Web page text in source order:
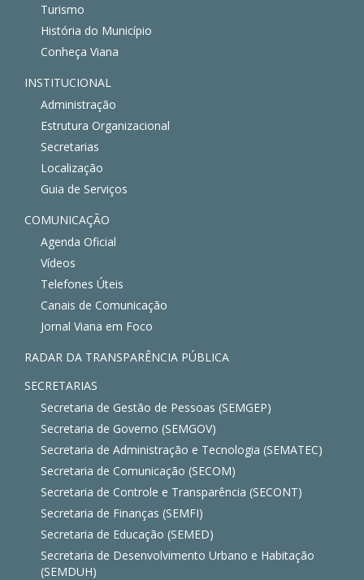
Turismo
História do Município
Conheça Viana
INSTITUCIONAL
Administração
Estrutura Organizacional
Secretarias
Localização
Guia de Serviços
COMUNICAÇÃO
Agenda Oficial
Vídeos
Telefones Úteis
Canais de Comunicação
Jornal Viana em Foco
RADAR DA TRANSPARÊNCIA PÚBLICA
SECRETARIAS
Secretaria de Gestão de Pessoas (SEMGEP)
Secretaria de Governo (SEMGOV)
Secretaria de Administração e Tecnologia (SEMATEC)
Secretaria de Comunicação (SECOM)
Secretaria de Controle e Transparência (SECONT)
Secretaria de Finanças (SEMFI)
Secretaria de Educação (SEMED)
Secretaria de Desenvolvimento Urbano e Habitação
(SEMDUH)